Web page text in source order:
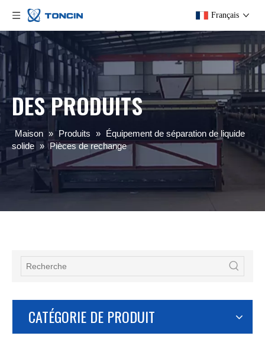
Français
DES PRODUITS
Maison » Produits » Équipement de séparation de liquide
solide » Pièces de rechange
CATÉGORIE DE PRODUIT